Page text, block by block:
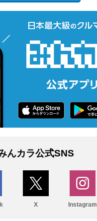
んカラ公式SNS
X Instagram